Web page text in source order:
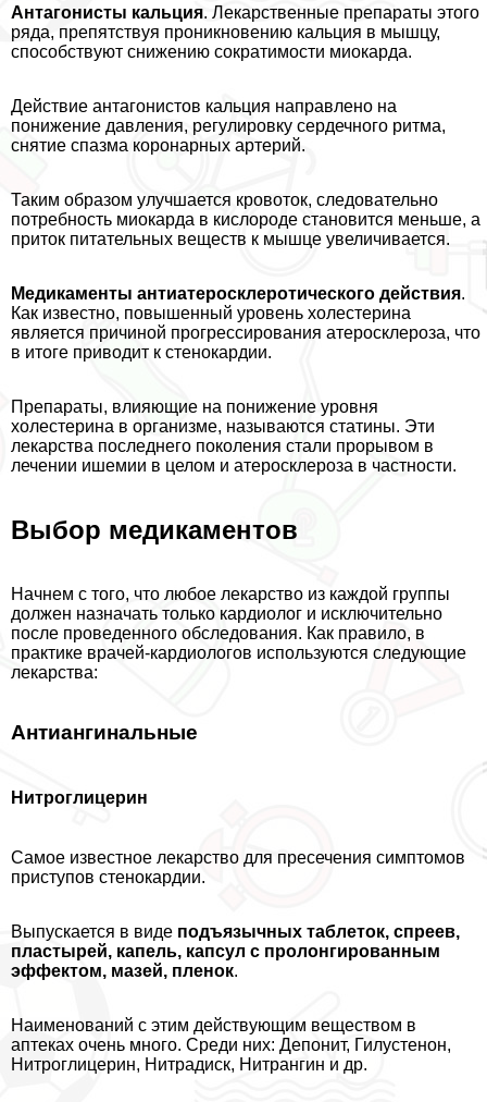
Антагонисты кальция. Лекарственные препараты этого
ряда, препятствуя проникновению кальция в мышцу,
способствуют снижению сократимости миокарда.
Действие антагонистов кальция направлено на
понижение давления, регулировку сердечного ритма,
снятие спазма коронарных артерий.
Таким образом улучшается кровоток, следовательно
потребность миокарда в кислороде становится меньше, а
приток питательных веществ к мышце увеличивается.
Медикаменты антиатеросклеротического действия.
Как известно, повышенный уровень холестерина
является причиной прогрессирования атеросклероза, что
в итоге приводит к стенокардии.
Препараты, влияющие на понижение уровня
холестерина в организме, называются статины. Эти
лекарства последнего поколения стали прорывом в
лечении ишемии в целом и атеросклероза в частности.
Выбор медикаментов
Начнем с того, что любое лекарство из каждой группы
должен назначать только кардиолог и исключительно
после проведенного обследования. Как правило, в
пpaктике врачей-кардиологов используются следующие
лекарства:
Антиангинальные
Нитроглицерин
Самое известное лекарство для пресечения симптомов
приступов стенокардии.
Выпускается в виде подъязычных таблеток, спреев,
пластырей, капель, капсул с пролонгированным
эффектом, мазей, пленок.
Наименований с этим действующим веществом в
аптеках очень много. Среди них: Депонит, Гилустенон,
Нитроглицерин, Нитрадиск, Нитрангин и др.